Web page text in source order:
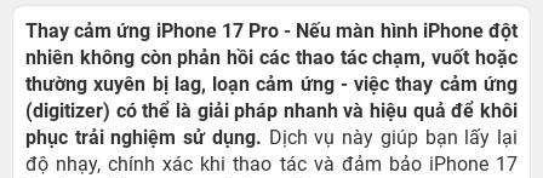
Thay cảm ứng iPhone 17 Pro - Nếu màn hình iPhone đột
nhiên không còn phản hồi các thao tác chạm, vuốt hoặc
thường xuyên bị lag, loạn cảm ứng - việc thay cảm ứng
(digitizer) có thể là giải pháp nhanh và hiệu quả để khôi
phục trải nghiệm sử dụng. Dịch vụ này giúp bạn lấy lại
độ nhạy, chính xác khi thao tác và đảm bảo iPhone 17